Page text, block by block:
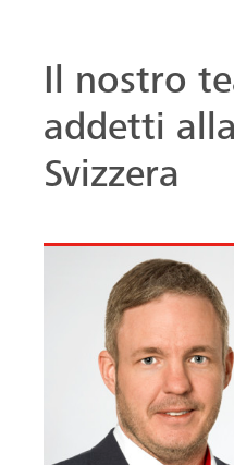
Il nostro
addetti
Svizzera